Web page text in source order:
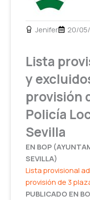
Jenifer 20/
Lista
y
provisión
Policía
Sevilla
EN BOP (
SEVILLA)
Lista provisional
provisión de 3
PUBLICADO EN